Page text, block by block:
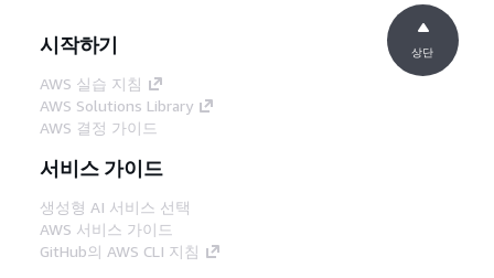
시작하기
AWS 실습 지침
AWS Solutions Library
AWS 결정 가이드
서비스 가이드
생성형 AI 서비스 선택
AWS 서비스 가이드
GitHub의 AWS CLI 지침
상단